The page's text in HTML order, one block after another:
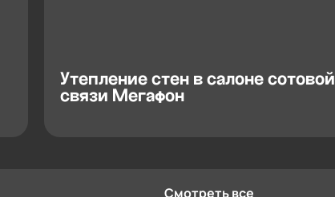
Утепление стен в салоне сотовой
связи Мегафон
Смотреть все